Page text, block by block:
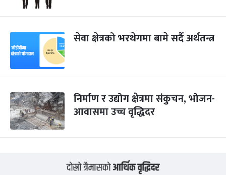
सेवा क्षेत्रको भरथेगमा बामे सर्दै अर्थतन्त्र
निर्माण र उद्योग क्षेत्रमा संकुचन, भोजन-
आवासमा उच्च वृद्धिदर